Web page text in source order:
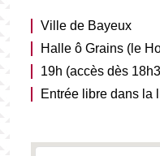
Ville de Bayeux
Halle ô Grains (le
19h (accès dès
Entrée libre dans la